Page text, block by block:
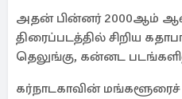
அதன் பின்னர் 2000ஆம்
திரைப்படத்தில் சிறிய
தெலுங்கு, கன்னட
கர்நாடகாவின்